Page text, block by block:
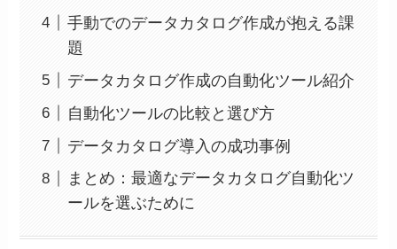
手動でのデータカタログ作成が抱える課
題
データカタログ作成の自動化ツール紹介
自動化ツールの比較と選び方
データカタログ導入の成功事例
まとめ：最適なデータカタログ自動化ツ
ールを選ぶために